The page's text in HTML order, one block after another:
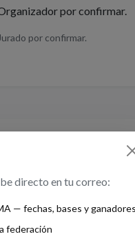
por confirmar.
Jurado por confirmar.
directo en tu correo:
— fechas, bases y
federación